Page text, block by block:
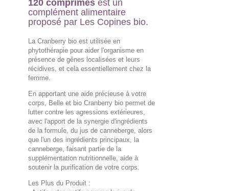
120 comprimés est un
complément alimentaire
proposé par Les Copines bio.
La Cranberry bio est utilisée en
phytothérapie pour aider l'organisme en
présence de gênes localisées et leurs
récidives, et cela essentiellement chez la
femme.
En apportant une aide précieuse à votre
corps, Belle et bio Cranberry bio permet de
lutter contre les agressions extérieures,
avec l'apport de la synergie d'ingrédients
de la formule, du jus de canneberge, alors
que l'un des ingrédients principaux, la
canneberge, faisant partie de la
supplémentation nutritionnelle, aide à
soutenir la purification de votre corps.
Les Plus du Produit :